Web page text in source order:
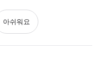
아쉬워요